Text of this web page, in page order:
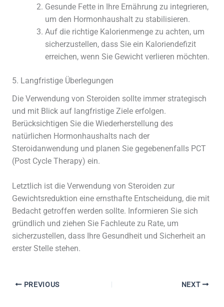
Gesunde Fette in Ihre Ernährung zu integrieren,
um den Hormonhaushalt zu stabilisieren.
Auf die richtige Kalorienmenge zu achten, um
sicherzustellen, dass Sie ein Kaloriendefizit
erreichen, wenn Sie Gewicht verlieren möchten.
5. Langfristige Überlegungen
Die Verwendung von Steroiden sollte immer strategisch
und mit Blick auf langfristige Ziele erfolgen.
Berücksichtigen Sie die Wiederherstellung des
natürlichen Hormonhaushalts nach der
Steroidanwendung und planen Sie gegebenenfalls PCT
(Post Cycle Therapy) ein.
Letztlich ist die Verwendung von Steroiden zur
Gewichtsreduktion eine ernsthafte Entscheidung, die mit
Bedacht getroffen werden sollte. Informieren Sie sich
gründlich und ziehen Sie Fachleute zu Rate, um
sicherzustellen, dass Ihre Gesundheit und Sicherheit an
erster Stelle stehen.
PREVIOUS NEXT